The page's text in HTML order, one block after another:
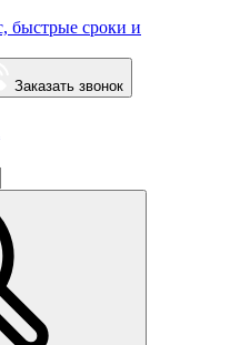
Заказать звонок